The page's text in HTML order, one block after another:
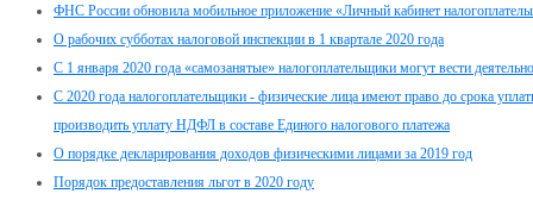
ФНС России обновила мобильное приложение «Личный кабинет
О рабочих субботах налоговой инспекции в 1 квартале 2020 года
С 1 января 2020 года «самозанятые» налогоплательщики могут вести
С 2020 года налогоплательщики - физические лица имеют право до срока
производить уплату НДФЛ в составе Единого налогового платежа
О порядке декларирования доходов физическими лицами за 2019 год
Порядок предоставления льгот в 2020 году